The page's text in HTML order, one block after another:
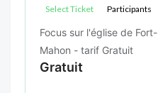
Select Ticket Participants
Focus sur l'église de Fort-
Mahon - tarif Gratuit
Gratuit